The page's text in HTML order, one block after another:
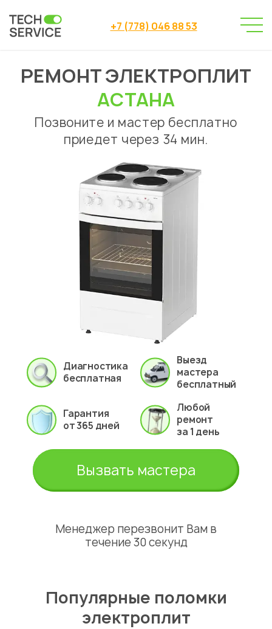
+7 (778) 046 88 53
Сервисный центр
→
Сервисный центр Астана
→
Ремонт электроплит
РЕМОНТ ЭЛЕКТРОПЛИТ
АСТАНА
Позвоните и мастер бесплатно
приедет через 34 мин.
Диагностика
бесплатная
Выезд
мастера
бесплатный
Гарантия
от 365 дней
Любой
ремонт
за 1 день
Вызвать мастера
Менеджер перезвонит Вам в
течение 30 секунд
Популярные поломки
электроплит